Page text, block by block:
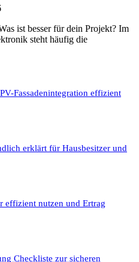
ist besser für dein Projekt? Im
steht häufig die
Fassadenintegration effizient
erklärt für Hausbesitzer und
effizient nutzen und Ertrag
Checkliste zur sicheren